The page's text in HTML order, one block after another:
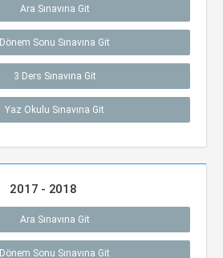
Ara Sınavına Git
Dönem Sonu Sınavına Git
3 Ders Sınavına Git
Yaz Okulu Sınavına Git
2017 - 2018
Ara Sınavına Git
Dönem Sonu Sınavına Git